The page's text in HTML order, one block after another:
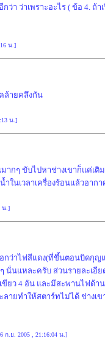
า ว่าเพราะอะไร ( ข้อ 4. ถ้
น.]
ล้ายคลึงกัน
น.]
ากๆ ขับไปหาช่างเขาก็แค่เ
ในเวลาเครื่องร้อนแล้วอาก
น.]
อกว่าไฟสีแดง(ที่ขึ้นตอนบิดกุ
นั่นแหละครับ ส่วนรายละเอี
ขียว 4 อัน และมีสะพานไฟด้
ายทำให้สตาร์ทไม่ได้ ช่าง
ก.ย. 2005 , 21:16:04 น.]